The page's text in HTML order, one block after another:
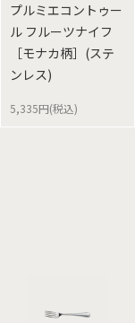
プルミエコントゥー
ル フルーツナイフ
［モナカ柄］(ステ
ンレス)
5,335円(税込)